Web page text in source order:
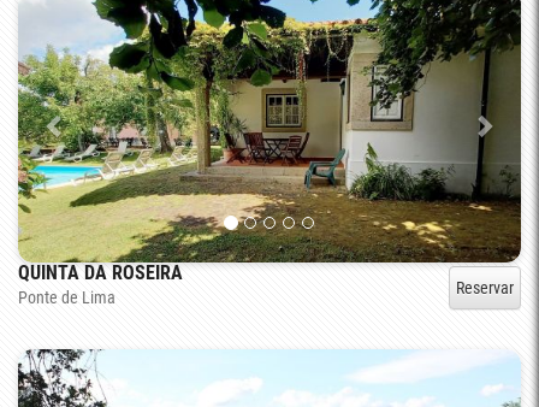
QUINTA DA ROSEIRA
Ponte de Lima Reservar